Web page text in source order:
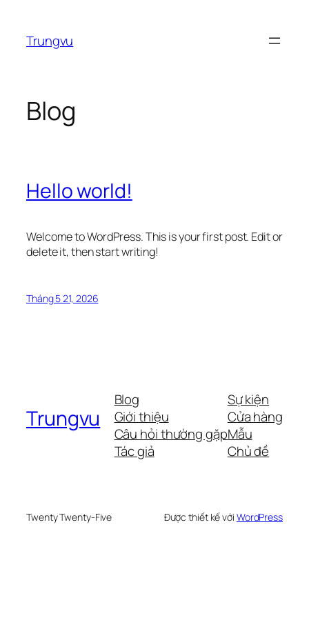
phầnTrungvu
Blog
Hello world!
Welcome to WordPress. This is your first post. Edit or
delete it, then start writing!
Tháng 5 21, 2026
Trungvu
Blog
Giới thiệu
Câu hỏi thường gặp
Tác giả
Sự kiện
Cửa hàng
Mẫu
Chủ đề
Twenty Twenty-Five Được thiết kế với WordPress